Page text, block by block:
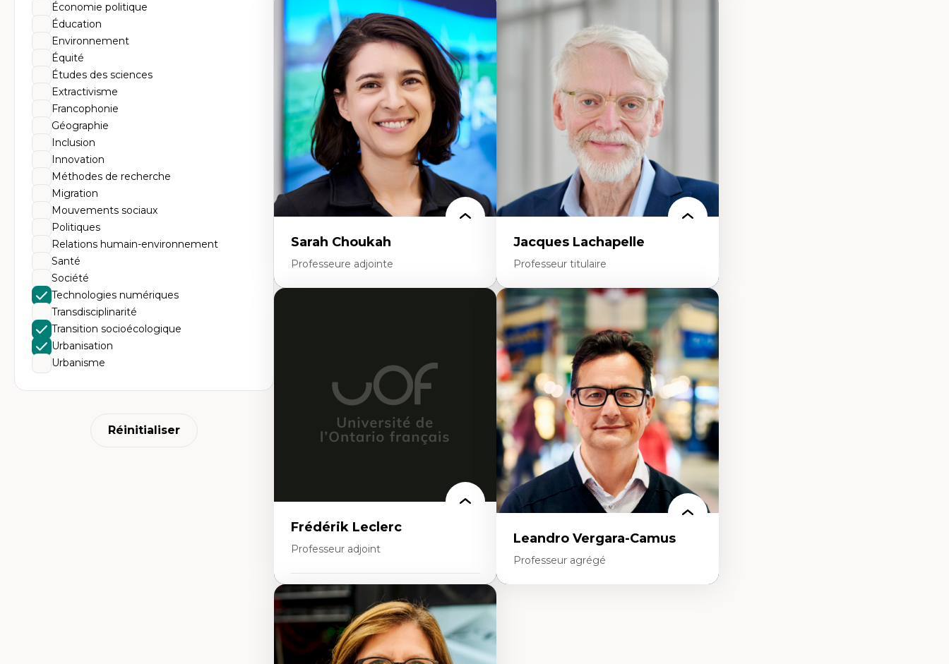
Économie politique
Éducation
Environnement
Équité
Études des sciences
Extractivisme
Francophonie
Géographie
Inclusion
Innovation
Méthodes de recherche
Migration
Mouvements sociaux
Politiques
Relations humain-environnement
Santé
Société
Technologies numériques
Transdisciplinarité
Transition socioécologique
Urbanisation
Urbanisme
Réinitialiser
Expertises
Économie circulaire
Modèles d’affaires durables
Histoire des faits économiques
Gestion durable des ressources naturelles
Écologie industrielle
Aménagement durable du territoire
Développement régional
Coopératives
Télétravail en milieu rural francophone
Transition socio-écologique
Expertises
Théories du développement
Économie politique comparée
Élites économiques
Sociologie économique
Classes sociales
Mouvements sociaux
Théories de l’État
Sarah Choukah
Professeure adjointe
Bioart, programmation et électronique
Histoire sociale et culturelle des
technologies numériques
Internet des objets
Métavers
Problématiques relatives à l’intelligence
Jacques Lachapelle
Professeur titulaire
Expertises
Histoire de l'architecture et de la ville,
notamment au Canada
Théorie et pratiques en conservation de
l'environnement bâti
Conception de projet en milieu existant
Analyse critique en architecture et
enseignement du design architectural et
urbain
Frédérik Leclerc
Professeur adjoint
Expertises
Théories et pratiques de l’urbanisme
Urbanisme durable
Histoire de l’urbanisme
Théories sur la
territorialité/territorialisation
Leandro Vergara-Camus
Professeur agrégé